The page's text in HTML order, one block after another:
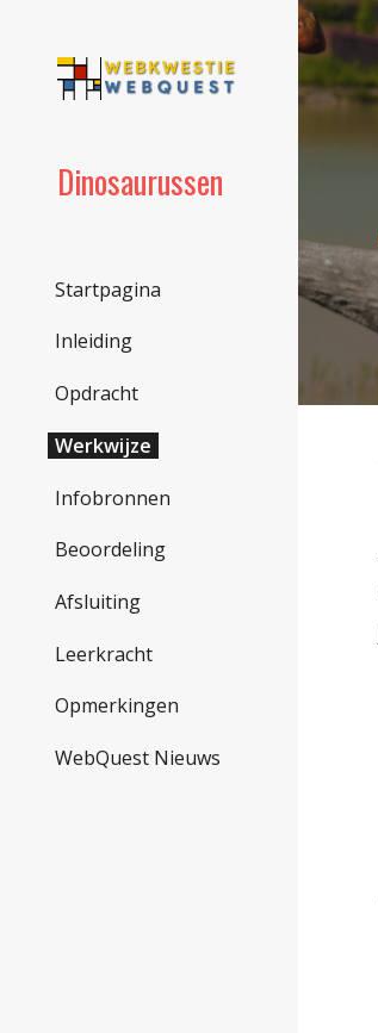
Dinosaurussen
Startpagina
Inleiding
Opdracht
Werkwijze
Infobronnen
Beoordeling
Afsluiting
Leerkracht
Opmerkingen
WebQuest Nieuws